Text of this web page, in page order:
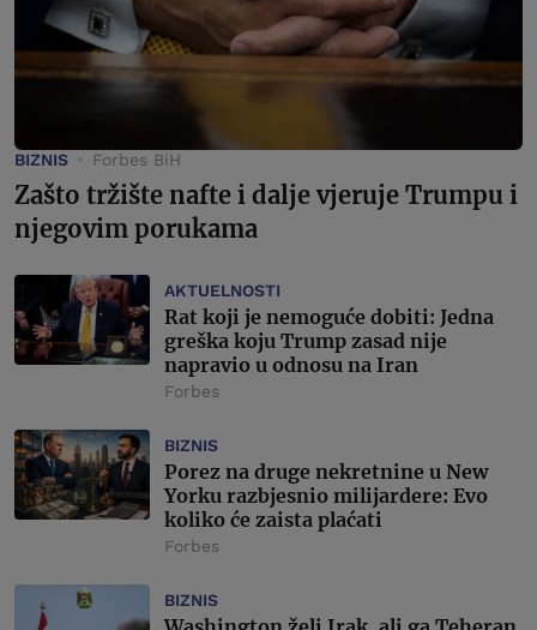
BIZNIS Forbes BiH
Zašto tržište nafte i dalje vjeruje Trumpu i
njegovim porukama
AKTUELNOSTI
Rat koji je nemoguće dobiti: Jedna
greška koju Trump zasad nije
napravio u odnosu na Iran
Forbes
BIZNIS
Porez na druge nekretnine u New
Yorku razbjesnio milijardere: Evo
koliko će zaista plaćati
Forbes
BIZNIS